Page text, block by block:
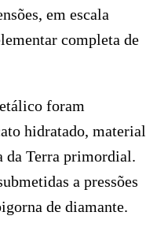
em escala
completa de
foram
hidratado, material
da Terra primordial.
a pressões
de diamante.